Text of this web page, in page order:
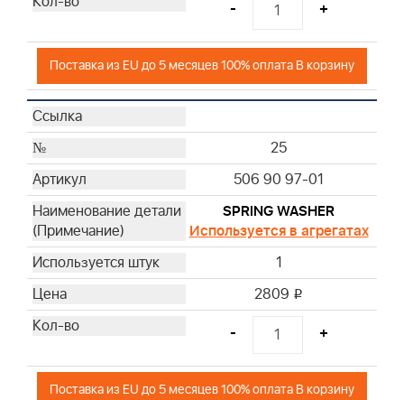
- +
Поставка из EU до 5 месяцев 100% оплата В корзину
25
506 90 97-01
SPRING WASHER
Используется в агрегатах
1
2809 i
- +
Поставка из EU до 5 месяцев 100% оплата В корзину